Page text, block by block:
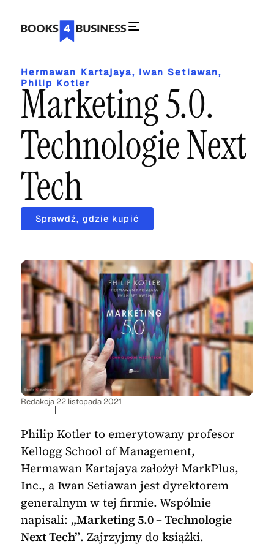
Hermawan Kartajaya, Iwan Setiawan,
Philip Kotler
Marketing 5.0.
Technologie Next
Tech
Sprawdź, gdzie kupić
Redakcja
|
22 listopada 2021
Philip Kotler to emerytowany profesor
Kellogg School of Management,
Hermawan Kartajaya założył MarkPlus,
Inc., a Iwan Setiawan jest dyrektorem
generalnym w tej firmie. Wspólnie
napisali: „Marketing 5.0 – Technologie
Next Tech”. Zajrzyjmy do książki.